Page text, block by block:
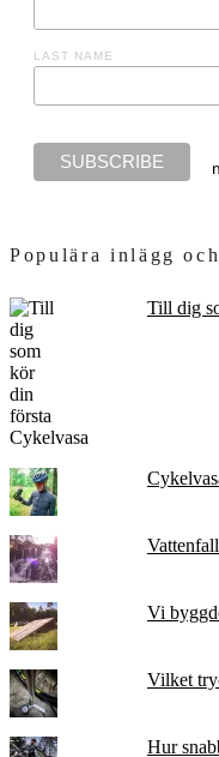
LAST NAME
Populära inlägg
Till dig
Vi
Vilket
Hur